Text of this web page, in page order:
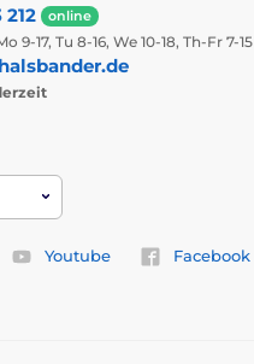
212 online
9-17, Tu 8-16, We 10-18, Th-Fr 7-15
Youtube Facebook